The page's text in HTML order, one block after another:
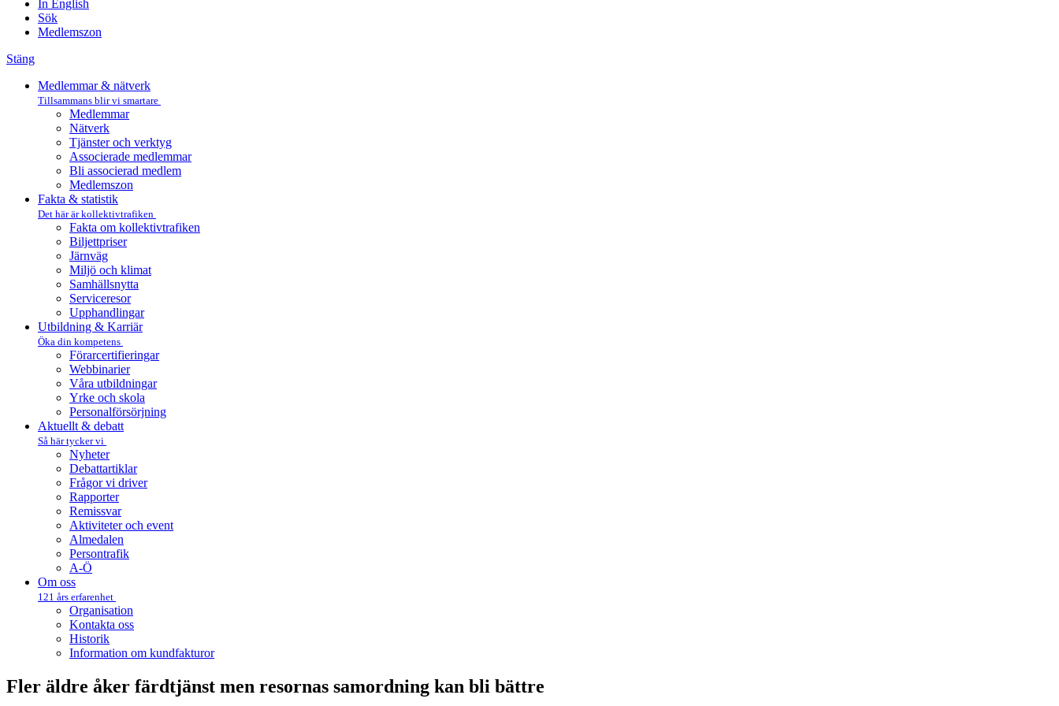
In English
Sök
Medlemszon
Stäng
Medlemmar & nätverk
Tillsammans blir vi smartare
Medlemmar
Nätverk
Tjänster och verktyg
Associerade medlemmar
Bli associerad medlem
Medlemszon
Fakta & statistik
Det här är kollektivtrafiken
Fakta om kollektivtrafiken
Biljettpriser
Järnväg
Miljö och klimat
Samhällsnytta
Serviceresor
Upphandlingar
Utbildning & Karriär
Öka din kompetens
Förarcertifieringar
Webbinarier
Våra utbildningar
Yrke och skola
Personalförsörjning
Aktuellt & debatt
Så här tycker vi
Nyheter
Debattartiklar
Frågor vi driver
Rapporter
Remissvar
Aktiviteter och event
Almedalen
Persontrafik
A-Ö
Om oss
121 års erfarenhet
Organisation
Kontakta oss
Historik
Information om kundfakturor
Fler äldre åker färdtjänst men resornas samordning kan bli bättre